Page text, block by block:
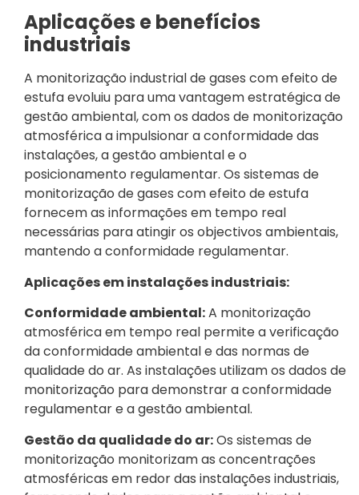
Aplicações e benefícios
industriais
A monitorização industrial de gases com efeito de
estufa evoluiu para uma vantagem estratégica de
gestão ambiental, com os dados de monitorização
atmosférica a impulsionar a conformidade das
instalações, a gestão ambiental e o
posicionamento regulamentar. Os sistemas de
monitorização de gases com efeito de estufa
fornecem as informações em tempo real
necessárias para atingir os objectivos ambientais,
mantendo a conformidade regulamentar.
Aplicações em instalações industriais:
Conformidade ambiental:A monitorização
atmosférica em tempo real permite a verificação
da conformidade ambiental e das normas de
qualidade do ar. As instalações utilizam os dados de
monitorização para demonstrar a conformidade
regulamentar e a gestão ambiental.
Gestão da qualidade do ar:Os sistemas de
monitorização monitorizam as concentrações
atmosféricas em redor das instalações industriais,